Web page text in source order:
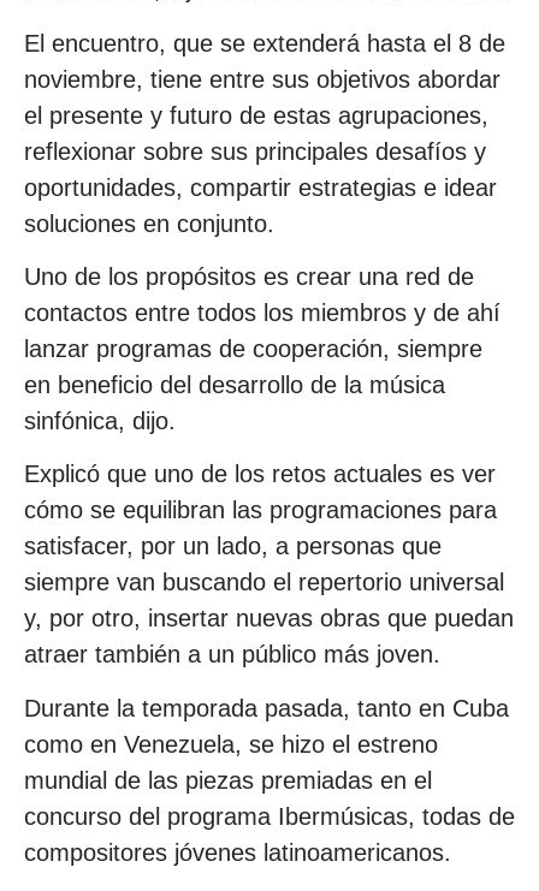
El encuentro, que se extenderá hasta el 8 de
noviembre, tiene entre sus objetivos abordar
el presente y futuro de estas agrupaciones,
reflexionar sobre sus principales desafíos y
oportunidades, compartir estrategias e idear
soluciones en conjunto.
Uno de los propósitos es crear una red de
contactos entre todos los miembros y de ahí
lanzar programas de cooperación, siempre
en beneficio del desarrollo de la música
sinfónica, dijo.
Explicó que uno de los retos actuales es ver
cómo se equilibran las programaciones para
satisfacer, por un lado, a personas que
siempre van buscando el repertorio universal
y, por otro, insertar nuevas obras que puedan
atraer también a un público más joven.
Durante la temporada pasada, tanto en Cuba
como en Venezuela, se hizo el estreno
mundial de las piezas premiadas en el
concurso del programa Ibermúsicas, todas de
compositores jóvenes latinoamericanos.